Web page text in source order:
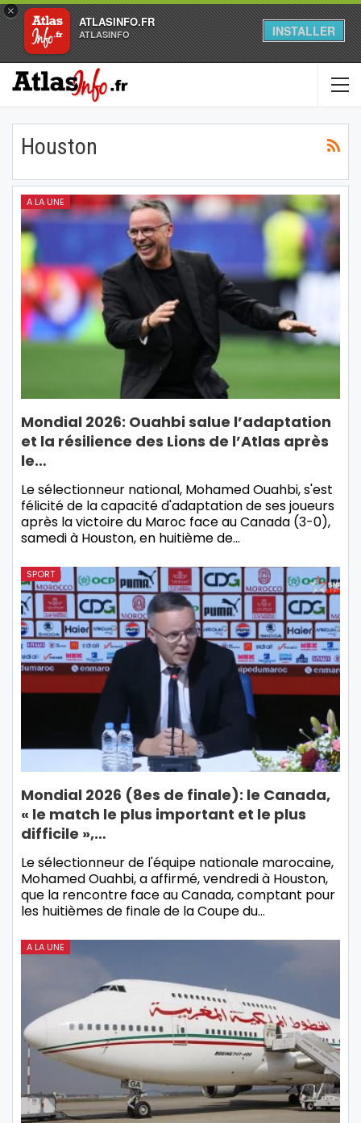
×
ATLASINFO.FR
ATLASINFO INSTALLER
Houston
A LA UNE
Mondial 2026: Ouahbi salue l’adaptation
et la résilience des Lions de l’Atlas après
le…
Le sélectionneur national, Mohamed Ouahbi, s'est
félicité de la capacité d'adaptation de ses joueurs
après la victoire du Maroc face au Canada (3-0),
samedi à Houston, en huitième de…
SPORT
Mondial 2026 (8es de finale): le Canada,
« le match le plus important et le plus
difficile »,…
Le sélectionneur de l'équipe nationale marocaine,
Mohamed Ouahbi, a affirmé, vendredi à Houston,
que la rencontre face au Canada, comptant pour
les huitièmes de finale de la Coupe du…
A LA UNE